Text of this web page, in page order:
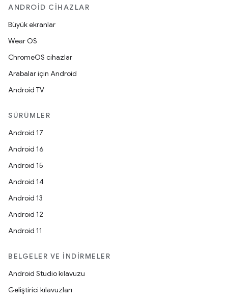
ANDROID CIHAZLAR
Büyük ekranlar
Wear OS
ChromeOS cihazlar
Arabalar için Android
Android TV
SÜRÜMLER
Android 17
Android 16
Android 15
Android 14
Android 13
Android 12
Android 11
BELGELER VE İNDIRMELER
Android Studio kılavuzu
Geliştirici kılavuzları